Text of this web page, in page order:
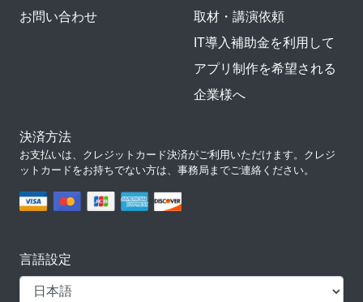
お問い合わせ
取材・講演依頼
IT導入補助金を利用して
アプリ制作を希望される
企業様へ
決済方法
お支払いは、クレジットカード決済がご利用いただけます。クレジ
ットカードをお持ちでない方は、事務局までご連絡ください。
言語設定